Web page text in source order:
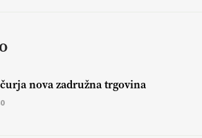
nova zadružna trgovina
0